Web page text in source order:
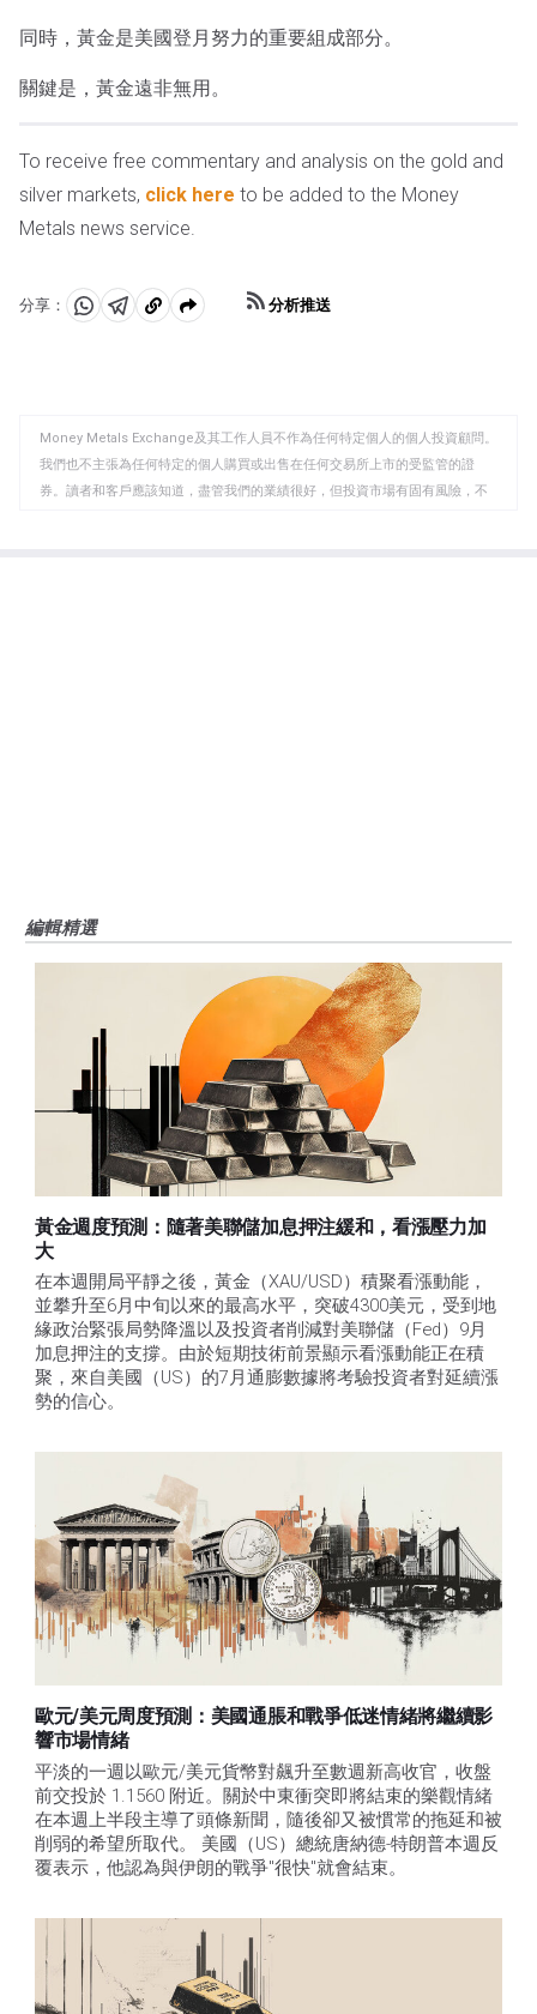
同時，黃金是美國登月努力的重要組成部分。
關鍵是，黃金遠非無用。
To receive free commentary and analysis on the gold and
silver markets, click here to be added to the Money
Metals news service.
分享：
分 分 複
板
分析推送
Money Metals Exchange及其工作人員不作為任何特定個人的個人投資顧問。
我們也不主張為任何特定的個人購買或出售在任何交易所上市的受監管的證
券。讀者和客戶應該知道，盡管我們的業績很好，但投資市場有固有風險，不
編輯精選
黃金週度預測：隨著美聯儲加息押注緩和，看漲壓力加
大
在本週開局平靜之後，黃金（XAU/USD）積聚看漲動能，
並攀升至6月中旬以來的最高水平，突破4300美元，受到地
緣政治緊張局勢降溫以及投資者削減對美聯儲（Fed）9月
加息押注的支撐。由於短期技術前景顯示看漲動能正在積
聚，來自美國（US）的7月通膨數據將考驗投資者對延續漲
勢的信心。
歐元/美元周度預測：美國通脹和戰爭低迷情緒將繼續影
響市場情緒
平淡的一週以歐元/美元貨幣對飆升至數週新高收官，收盤
前交投於 1.1560 附近。關於中東衝突即將結束的樂觀情緒
在本週上半段主導了頭條新聞，隨後卻又被慣常的拖延和被
削弱的希望所取代。 美國（US）總統唐納德-特朗普本週反
覆表示，他認為與伊朗的戰爭"很快"就會結束。